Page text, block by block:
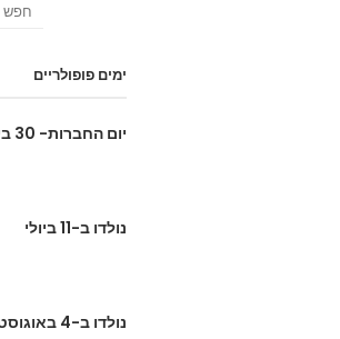
ימים פופולריים
יום החברות- 30 ביולי
נולדו ב-11 ביולי
נולדו ב-4 באוגוסט